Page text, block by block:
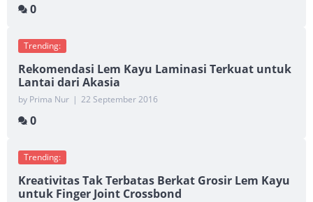
0
Trending:
Rekomendasi Lem Kayu Laminasi Terkuat untuk
Lantai dari Akasia
by Prima Nur | 22 September 2016
0
Trending:
Kreativitas Tak Terbatas Berkat Grosir Lem Kayu
untuk Finger Joint Crossbond